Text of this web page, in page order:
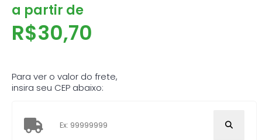
a partir de
R$30,70
Para ver o valor do frete,
insira seu CEP abaixo: